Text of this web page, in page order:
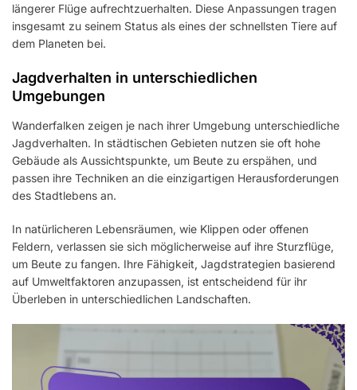
längerer Flüge aufrechtzuerhalten. Diese Anpassungen tragen
insgesamt zu seinem Status als eines der schnellsten Tiere auf
dem Planeten bei.
Jagdverhalten in unterschiedlichen
Umgebungen
Wanderfalken zeigen je nach ihrer Umgebung unterschiedliche
Jagdverhalten. In städtischen Gebieten nutzen sie oft hohe
Gebäude als Aussichtspunkte, um Beute zu erspähen, und
passen ihre Techniken an die einzigartigen Herausforderungen
des Stadtlebens an.
In natürlicheren Lebensräumen, wie Klippen oder offenen
Feldern, verlassen sie sich möglicherweise auf ihre Sturzflüge,
um Beute zu fangen. Ihre Fähigkeit, Jagdstrategien basierend
auf Umweltfaktoren anzupassen, ist entscheidend für ihr
Überleben in unterschiedlichen Landschaften.